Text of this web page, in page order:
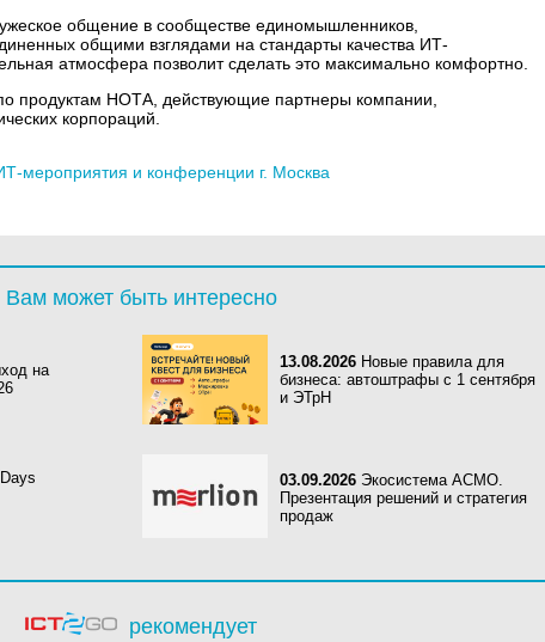
общение в сообществе единомышленников,
общими взглядами на стандарты качества ИТ-
атмосфера позволит сделать это максимально комфортно.
продуктам НОТА, действующие партнеры компании,
корпораций.
мероприятия и конференции г. Москва
Вам может быть интересно
на
13.08.2026 Новые правила для
бизнеса: автоштрафы с 1 сентября
и ЭТрН
03.09.2026 Экосистема АСМО.
Презентация решений и стратегия
продаж
рекомендует